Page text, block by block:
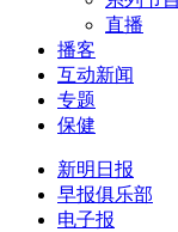
直播
播客
互动新闻
专题
保健
新明日报
早报俱乐部
电子报